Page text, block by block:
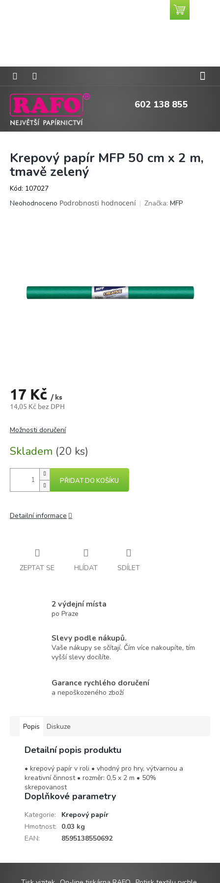
602 138 855
Nákupní
košík
Krepový papír MFP 50 cm x 2 m,
tmavě zelený
Kód: 107027
Průměrné
Neohodnoceno Podrobnosti hodnocení Značka: MFP
17 Kč / ks
14,05 Kč bez DPH
cena:
Skladem (20 ks)
Možnosti doručení
PŘIDAT DO KOŠÍKU
Detailní informace
ZEPTAT SE HLÍDAT SDÍLET
2 výdejní místa
po Praze
Slevy podle nákupů.
Vaše nákupy se sčítají. Čím více nakoupíte, tím
vyšší slevy docílíte.
Garance rychlého doručení
a nepoškozeného zboží
Popis Diskuze
Detailní popis produktu
• krepový papír v roli • vhodný pro hry, výtvarnou a
kreativní činnost • rozměr: 0,5 x 2 m • 50%
skrepovanost
Doplňkové parametry
Kategorie:
Krepový papír
Hmotnost:
0.03 kg
EAN: 8595138550692